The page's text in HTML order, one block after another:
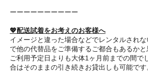
ーーーーーーーーーー
💖配送試着をお考えのお客様へ
イメージと違った場合などでレンタルされ
で他の代替品をご準備するご都合もあるか
ご利用予定日よりも大体1ヶ月前までの間で
合はそのままの引き続きお貸出しも可能で